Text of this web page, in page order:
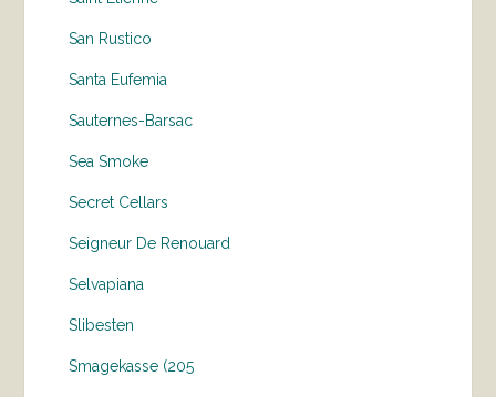
San Rustico
Santa Eufemia
Sauternes-Barsac
Sea Smoke
Secret Cellars
Seigneur De Renouard
Selvapiana
Slibesten
Smagekasse (205